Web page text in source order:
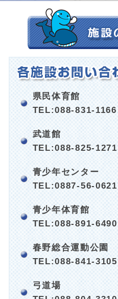
県民体育館
TEL:088-831-1166
武道館
TEL:088-825-1271
青少年センター
TEL:0887-56-0621
青少年体育館
TEL:088-891-6490
春野総合運動公園
TEL:088-841-3105
弓道場